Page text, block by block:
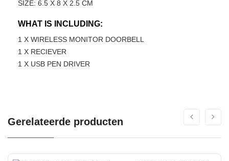
SIZE: 6.5 X 8 X 2.5 CM
WHAT IS INCLUDING:
1 X WIRELESS MONITOR DOORBELL
1 X RECIEVER
1 X USB PEN DRIVER
Gerelateerde producten